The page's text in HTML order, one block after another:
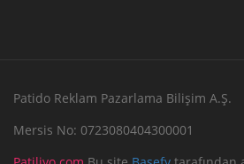
Patido Reklam Pazarlama Bilişim A.Ş.
Mersis No: 0723080404300001